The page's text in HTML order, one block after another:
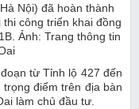
Nội) đã hoàn thành
công triển khai đồng
Ảnh: Trang thông tin
từ Tỉnh lộ 427 đến
điểm trên địa bàn
làm chủ đầu tư.